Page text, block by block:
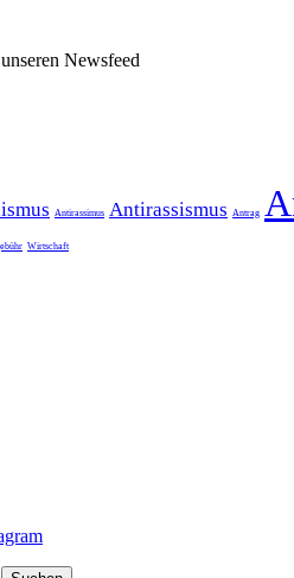
Newsfeed
Antirassimus Antirassismus Antrag
Wirtschaft